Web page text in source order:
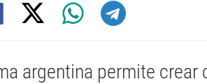
argentina permite crear